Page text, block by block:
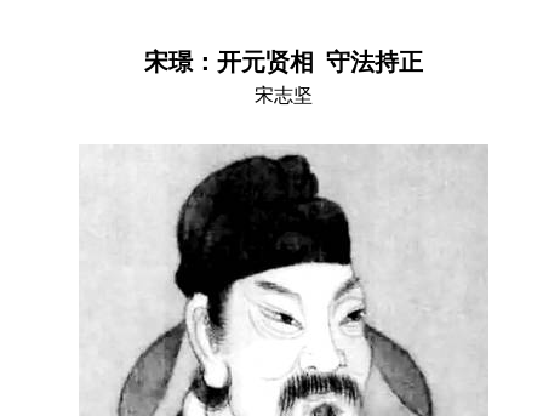
宋璟：开元贤相 守法持正
宋志坚